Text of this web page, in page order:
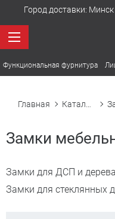
Город доставки: Минск
Функциональная фурнитура
Главная
Замки
Замки для ДСП и дерева
Замки для стеклянных